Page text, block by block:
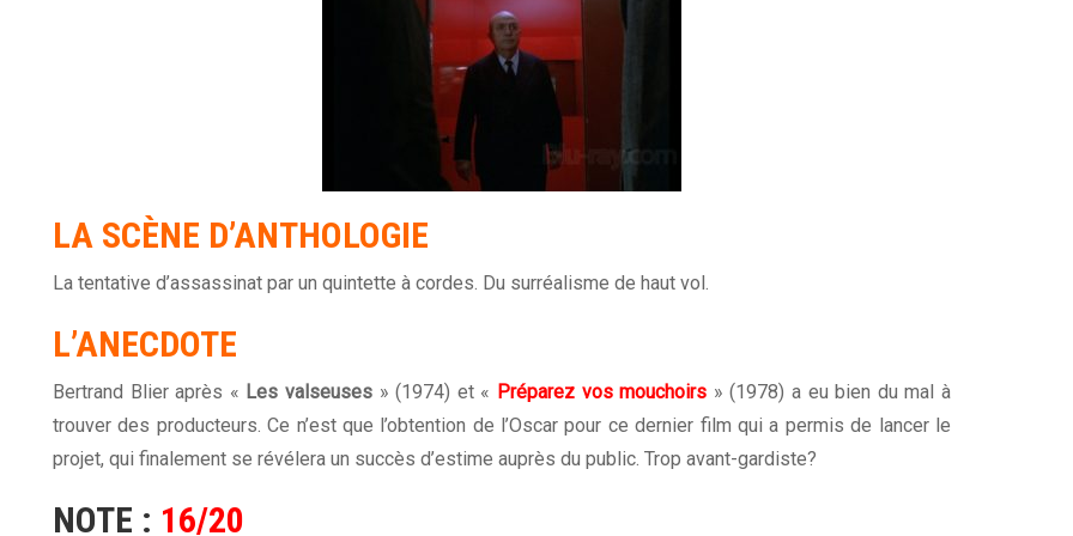
LA SCÈNE D’ANTHOLOGIE
La tentative d’assassinat par un quintette à cordes. Du surréalisme de haut vol.
L’ANECDOTE
Bertrand Blier après « Les valseuses » (1974) et « Préparez vos mouchoirs » (1978) a eu bien du mal à
trouver des producteurs. Ce n’est que l’obtention de l’Oscar pour ce dernier film qui a permis de lancer le
projet, qui finalement se révélera un succès d’estime auprès du public. Trop avant-gardiste?
NOTE : 16/20